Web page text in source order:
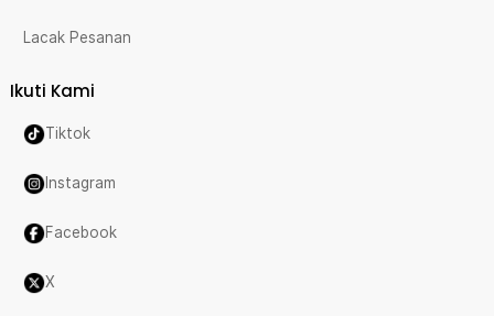
Lacak Pesanan
Ikuti Kami
Tiktok
Instagram
Facebook
X